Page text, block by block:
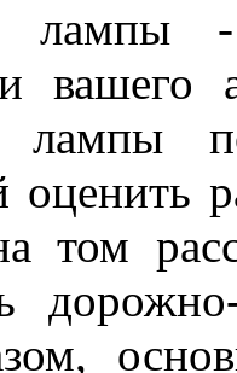
лампы
лампы
оценить
том